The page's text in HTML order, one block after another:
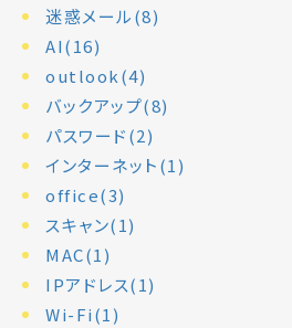
迷惑メール(8)
AI(16)
outlook(4)
バックアップ(8)
パスワード(2)
インターネット(1)
office(3)
スキャン(1)
MAC(1)
IPアドレス(1)
Wi-Fi(1)